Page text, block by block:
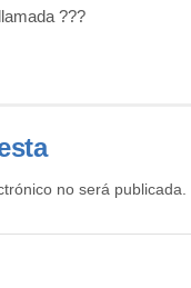
???
no será publicada.